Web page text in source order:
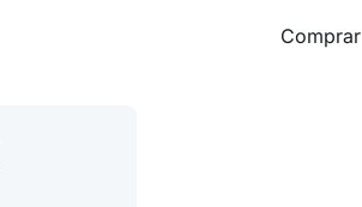
Comprar